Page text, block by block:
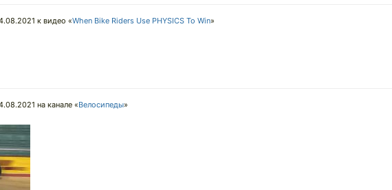
к видео «When Bike Riders Use PHYSICS To Win»
на канале «Велосипеды»